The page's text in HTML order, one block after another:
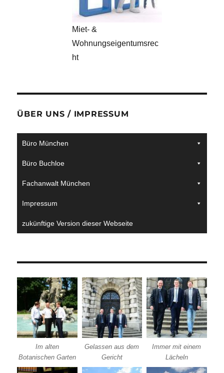
Miet- &
Wohnungseigentumsrec
ht
ÜBER UNS / IMPRESSUM
Büro München
Büro Buchloe
Fachanwalt München
Impressum
zukünftige Version dieser Webseite
Im alten
Botanischen Garten
Gelassen aus dem
Gericht
Immer mit einem
Lächeln